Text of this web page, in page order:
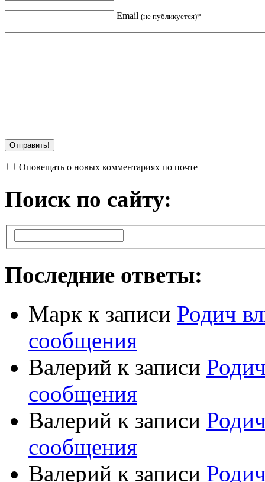
Email (не публикуется)*
Оповещать о новых комментариях по почте
Поиск по сайту:
Последние ответы:
Марк к записи Родич
сообщения
Валерий к записи
сообщения
Валерий к записи
сообщения
Валерий к записи